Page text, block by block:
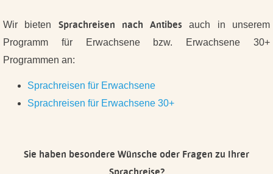
Wir bieten Sprachreisen nach Antibes auch in unserem
Programm für Erwachsene bzw. Erwachsene 30+
Programmen an:
Sprachreisen für Erwachsene
Sprachreisen für Erwachsene 30+
Sie haben besondere Wünsche oder Fragen zu Ihrer